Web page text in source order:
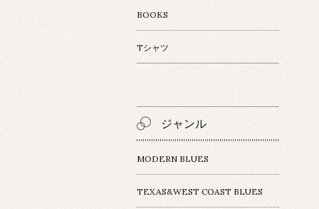
BOOKS
Tシャツ
ジャンル
MODERN BLUES
TEXAS&WEST COAST BLUES